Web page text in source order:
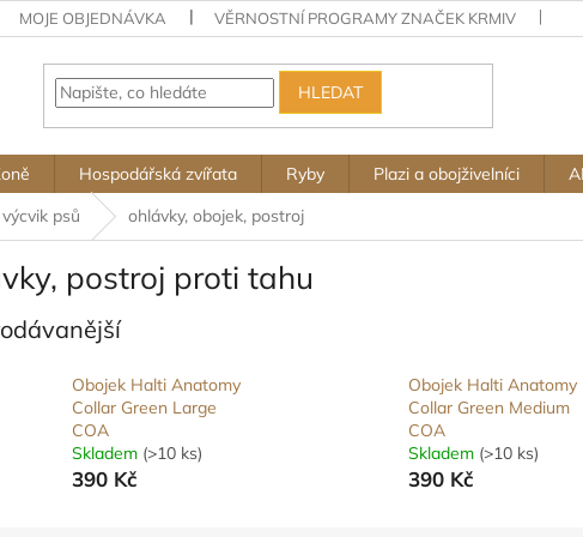
MOJE OBJEDNÁVKA VĚRNOSTNÍ PROGRAMY ZNAČEK KRMIV
HLEDAT
Hospodářská zvířata Ryby Plazi a obojživelníci
výcvik psů ohlávky, obojek, postroj
postroj proti tahu
Obojek Halti Anatomy
Collar Green Large
COA
Skladem (>10 ks)
390 Kč
Obojek Halti Anatomy
Collar Green Medium
COA
Skladem (>10 ks)
390 Kč